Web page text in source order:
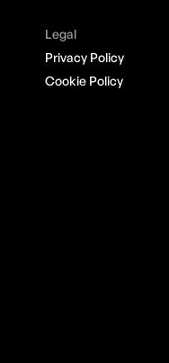
Legal
Privacy Policy
Cookie Policy